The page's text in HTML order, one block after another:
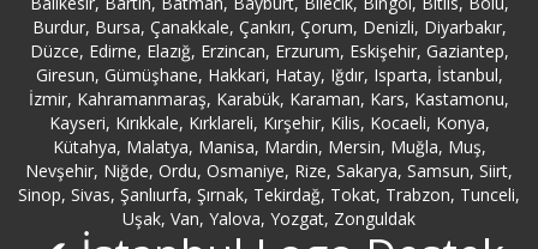
Çatalca Logo Destek
Çekmeköy Logo Destek
Çorum Logo Destek
Denizli Logo Destek
Burdur, Bursa, Çanakkale, Çankırı, Çorum, Denizli, Diyarbakır,
Düzce, Edirne, Elazığ, Erzincan, Erzurum, Eskişehir, Gaziantep,
Giresun, Gümüşhane, Hakkari, Hatay, Iğdır, Isparta, İstanbul,
İzmir, Kahramanmaraş, Karabük, Karaman, Kars, Kastamonu,
Kayseri, Kırıkkale, Kırklareli, Kırşehir, Kilis, Kocaeli, Konya,
Kütahya, Malatya, Manisa, Mardin, Mersin, Muğla, Muş,
Nevşehir, Niğde, Ordu, Osmaniye, Rize, Sakarya, Samsun, Siirt,
Sinop, Sivas, Şanlıurfa, Şırnak, Tekirdağ, Tokat, Trabzon, Tunceli,
Uşak, Van, Yalova, Yozgat, Zonguldak